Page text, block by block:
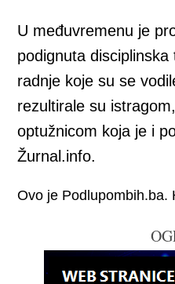
U međuvremenu je
podignuta
radnje koje su se
rezultirale su
optužnicom koja je i
Žurnal.info.
Ovo je Podlupombih.ba.